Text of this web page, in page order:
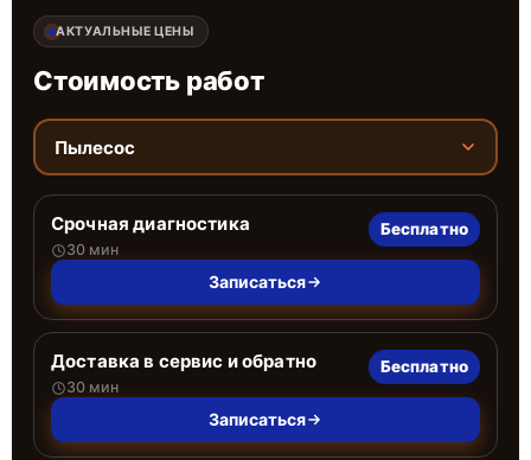
АКТУАЛЬНЫЕ ЦЕНЫ
Стоимость работ
Пылесос
Срочная диагностика
30 мин
Бесплатно
Записаться
Доставка в сервис и обратно
30 мин
Бесплатно
Записаться